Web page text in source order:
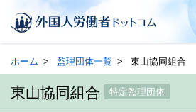
ホーム 監理団体一覧 東山協同組合
東山協同組合 特定監理団体